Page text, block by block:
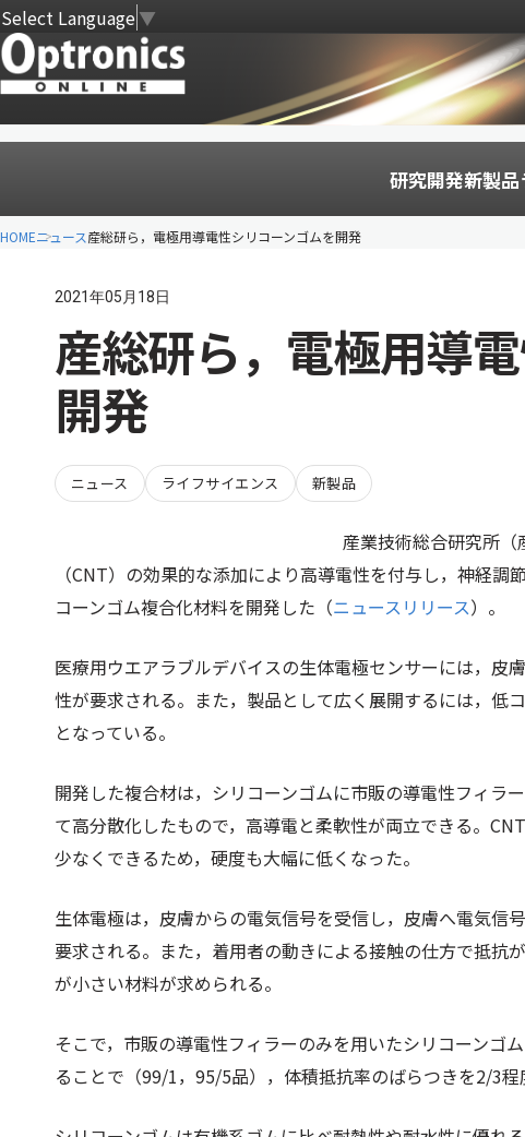
Select Language▼
研究開発新製品
HOMEニュース産総研ら，電極用導電性シリコーンゴムを開発
2021年05月18日
産総研ら，電極用導
開発
ニュース ライフサイエンス 新製品
産業技術総合研究所
（CNT）の効果的な添加により高導電性を付与し，神経
コーンゴム複合化材料を開発した（ニュースリリース）。
医療用ウエアラブルデバイスの生体電極センサーには，皮
性が要求される。また，製品として広く展開するには，低
となっている。
開発した複合材は，シリコーンゴムに市販の導電性フィ
て高分散化したもので，高導電と柔軟性が両立できる。
少なくできるため，硬度も大幅に低くなった。
生体電極は，皮膚からの電気信号を受信し，皮膚へ電気信
要求される。また，着用者の動きによる接触の仕方で抵抗
が小さい材料が求められる。
そこで，市販の導電性フィラーのみを用いたシリコーンゴ
ることで（99/1，95/5品），体積抵抗率のばらつきを2/3程